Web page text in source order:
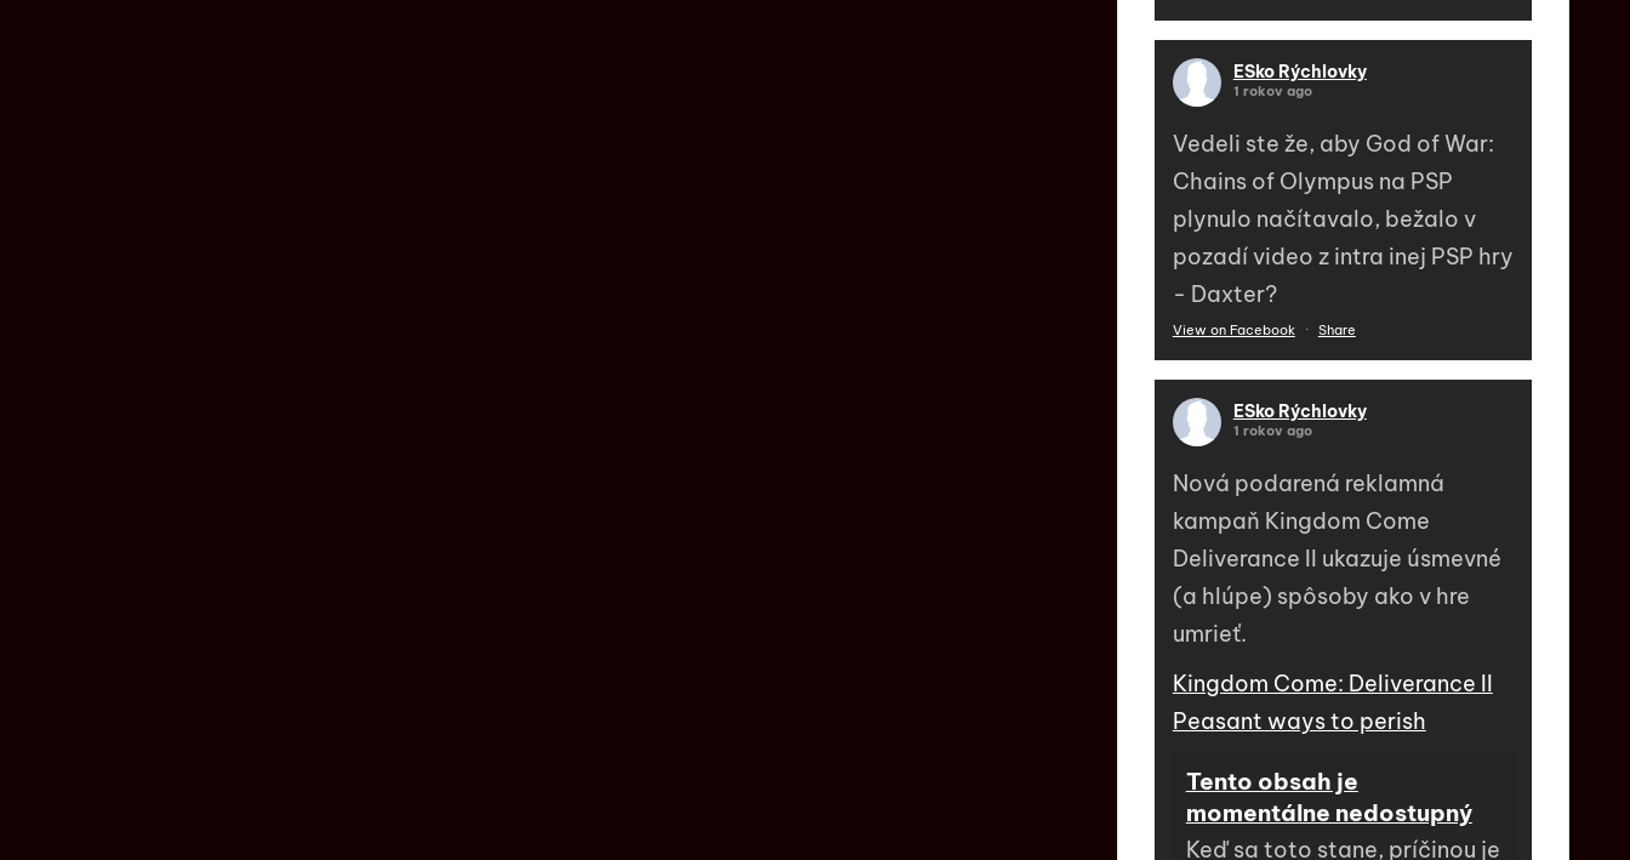
ESko Rýchlovky
1 rokov ago
Vedeli ste že, aby God of War:
Chains of Olympus na PSP
plynulo načítavalo, bežalo v
pozadí video z intra inej PSP hry
- Daxter?
View on Facebook · Share
ESko Rýchlovky
1 rokov ago
Nová podarená reklamná
kampaň Kingdom Come
Deliverance II ukazuje úsmevné
(a hlúpe) spôsoby ako v hre
umrieť.
Kingdom Come: Deliverance II
Peasant ways to perish
Tento obsah je
momentálne nedostupný
Keď sa toto stane, príčinou je